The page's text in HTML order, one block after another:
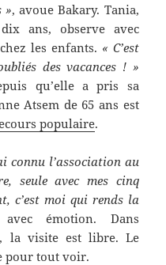
», avoue Bakary. Tania,
ans, observe avec
les enfants. « C’est
des vacances ! »
qu’elle a pris sa
Atsem de 65 ans est
populaire.
connu l’association au
seule avec mes cinq
c’est moi qui rends la
émotion. Dans
la visite est libre. Le
pour tout voir.